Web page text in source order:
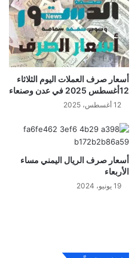
أسعار صرف العملات اليوم الثلاثاء
12أغسطس 2025 في عدن وصنعاء
12 أغسطس، 2025
أسعار صرف الريال اليمني مساء
الأربعاء
19 يونيو، 2024